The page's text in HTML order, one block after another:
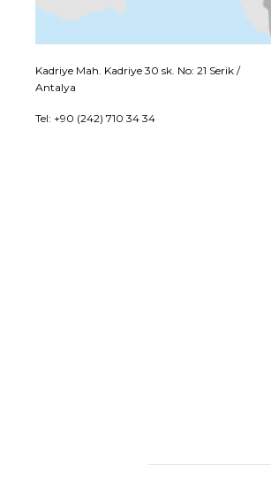
Kadriye Mah. Kadriye 30 sk. No: 21 Serik /
Antalya
Tel: +90 (242) 710 34 34